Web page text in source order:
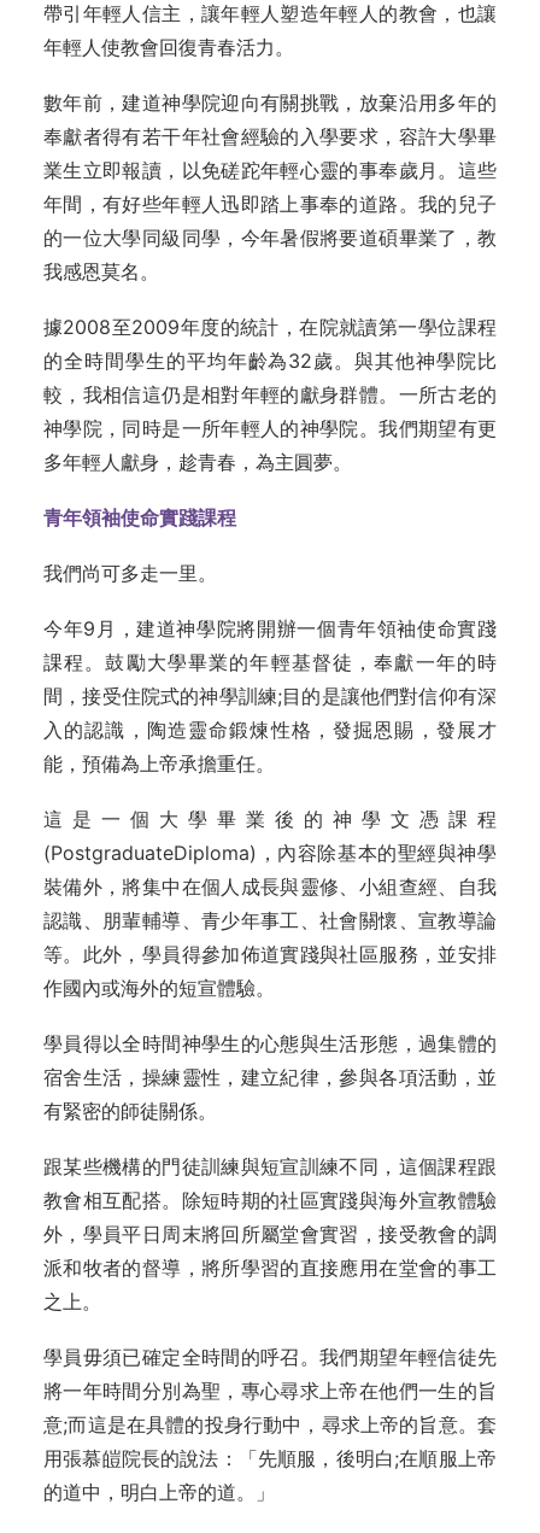
帶引年輕人信主，讓年輕人塑造年輕人的教會，也讓
年輕人使教會回復青春活力。
數年前，建道神學院迎向有關挑戰，放棄沿用多年的
奉獻者得有若干年社會經驗的入學要求，容許大學畢
業生立即報讀，以免磋跎年輕心靈的事奉歲月。這些
年間，有好些年輕人迅即踏上事奉的道路。我的兒子
的一位大學同級同學，今年暑假將要道碩畢業了，教
我感恩莫名。
據2008至2009年度的統計，在院就讀第一學位課程
的全時間學生的平均年齡為32歲。與其他神學院比
較，我相信這仍是相對年輕的獻身群體。一所古老的
神學院，同時是一所年輕人的神學院。我們期望有更
多年輕人獻身，趁青春，為主圓夢。
青年領袖使命實踐課程
我們尚可多走一里。
今年9月，建道神學院將開辦一個青年領袖使命實踐
課程。鼓勵大學畢業的年輕基督徒，奉獻一年的時
間，接受住院式的神學訓練;目的是讓他們對信仰有深
入的認識，陶造靈命鍛煉性格，發掘恩賜，發展才
能，預備為上帝承擔重任。
這是一個大學畢業後的神學文憑課程
(PostgraduateDiploma)，內容除基本的聖經與神學
裝備外，將集中在個人成長與靈修、小組查經、自我
認識、朋輩輔導、青少年事工、社會關懷、宣教導論
等。此外，學員得參加佈道實踐與社區服務，並安排
作國內或海外的短宣體驗。
學員得以全時間神學生的心態與生活形態，過集體的
宿舍生活，操練靈性，建立紀律，參與各項活動，並
有緊密的師徒關係。
跟某些機構的門徒訓練與短宣訓練不同，這個課程跟
教會相互配搭。除短時期的社區實踐與海外宣教體驗
外，學員平日周末將回所屬堂會實習，接受教會的調
派和牧者的督導，將所學習的直接應用在堂會的事工
之上。
學員毋須已確定全時間的呼召。我們期望年輕信徒先
將一年時間分別為聖，專心尋求上帝在他們一生的旨
意;而這是在具體的投身行動中，尋求上帝的旨意。套
用張慕皚院長的說法：「先順服，後明白;在順服上帝
的道中，明白上帝的道。」